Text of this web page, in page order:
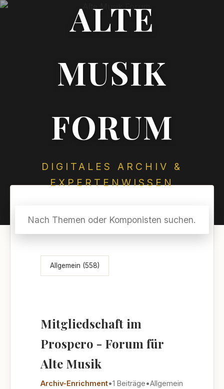
ALTE
MUSIK
FORUM
DIGITALES ARCHIV &
EXPERTENWISSEN
Themenübersicht
Allgemein (558)
Mitgliedschaft im
Prospero - Forum für
Alte Musik
Archiv-Enrichment•1 Beiträge•Allgemein